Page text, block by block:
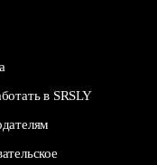
в SRSLY